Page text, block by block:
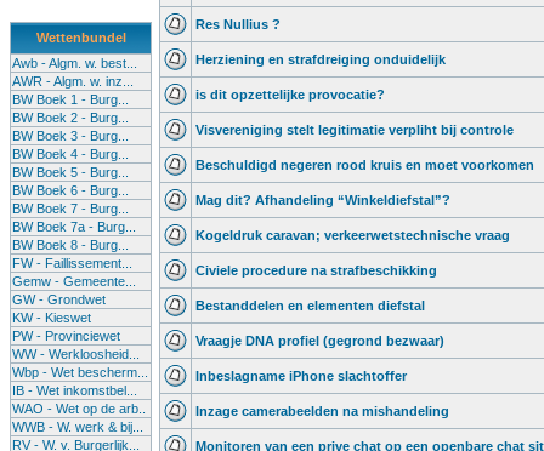
Wettenbundel
Awb - Algm. w. best...
AWR - Algm. w. inz...
BW Boek 1 - Burg...
BW Boek 2 - Burg...
BW Boek 3 - Burg...
BW Boek 4 - Burg...
BW Boek 5 - Burg...
BW Boek 6 - Burg...
BW Boek 7 - Burg...
BW Boek 7a - Burg...
BW Boek 8 - Burg...
FW - Faillissement...
Gemw - Gemeente...
GW - Grondwet
KW - Kieswet
PW - Provinciewet
WW - Werkloosheid...
Wbp - Wet bescherm...
IB - Wet inkomstbel...
WAO - Wet op de arb..
WWB - W. werk & bij...
RV - W. v. Burgerlijk...
Res Nullius ?
Herziening en strafdreiging onduidelijk
is dit opzettelijke provocatie?
Visvereniging stelt legitimatie verpliht bij controle
Beschuldigd negeren rood kruis en moet voorkomen
Mag dit? Afhandeling “Winkeldiefstal”?
Kogeldruk caravan; verkeerwetstechnische vraag
Civiele procedure na strafbeschikking
Bestanddelen en elementen diefstal
Vraagje DNA profiel (gegrond bezwaar)
Inbeslagname iPhone slachtoffer
Inzage camerabeelden na mishandeling
Monitoren van een prive chat op een openbare chat